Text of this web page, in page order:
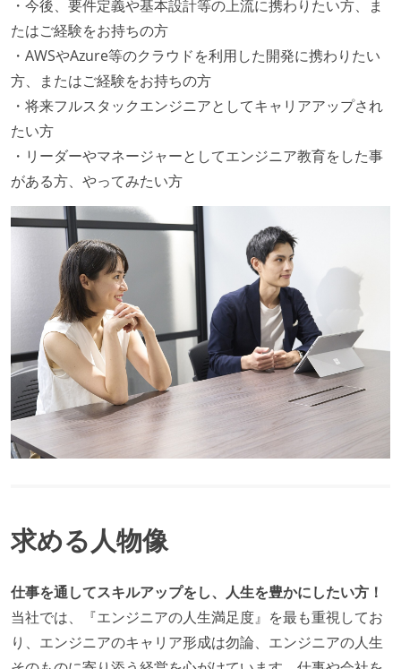
・今後、要件定義や基本設計等の上流に携わりたい方、ま
たはご経験をお持ちの方
・AWSやAzure等のクラウドを利用した開発に携わりたい
方、またはご経験をお持ちの方
・将来フルスタックエンジニアとしてキャリアアップされ
たい方
・リーダーやマネージャーとしてエンジニア教育をした事
がある方、やってみたい方
求める人物像
仕事を通してスキルアップをし、人生を豊かにしたい方！
当社では、『エンジニアの人生満足度』を最も重視してお
り、エンジニアのキャリア形成は勿論、エンジニアの人生